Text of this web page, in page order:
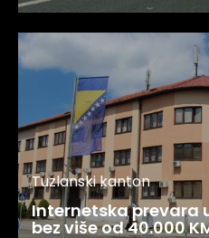
Tuzlanski kanton
Internetska prevara
bez više od 40.000